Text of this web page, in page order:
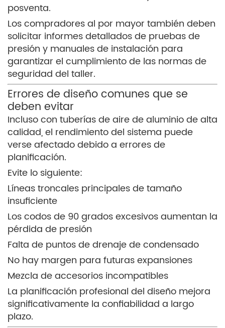
posventa.
Los compradores al por mayor también deben
solicitar informes detallados de pruebas de
presión y manuales de instalación para
garantizar el cumplimiento de las normas de
seguridad del taller.
Errores de diseño comunes que se
deben evitar
Incluso con tuberías de aire de aluminio de alta
calidad, el rendimiento del sistema puede
verse afectado debido a errores de
planificación.
Evite lo siguiente:
Líneas troncales principales de tamaño
insuficiente
Los codos de 90 grados excesivos aumentan la
pérdida de presión
Falta de puntos de drenaje de condensado
No hay margen para futuras expansiones
Mezcla de accesorios incompatibles
La planificación profesional del diseño mejora
significativamente la confiabilidad a largo
plazo.